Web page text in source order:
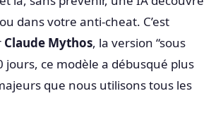
dans votre anti-cheat. C’est
Claude Mythos, la version “sous
jours, ce modèle a débusqué plus
que nous utilisons tous les